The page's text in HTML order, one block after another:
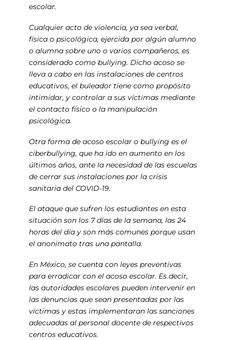
escolar.
Cualquier acto de violencia, ya sea verbal,
física o psicológica, ejercida por algún alumno
o alumna sobre uno o varios compañeros, es
considerado como bullying. Dicho acoso se
lleva a cabo en las instalaciones de centros
educativos, el buleador tiene como propósito
intimidar, y controlar a sus víctimas mediante
el contacto físico o la manipulación
psicológica.
Otra forma de acoso escolar o bullying es el
ciberbullying, que ha ido en aumento en los
últimos años, ante la necesidad de las escuelas
de cerrar sus instalaciones por la crisis
sanitaria del COVID-19.
El ataque que sufren los estudiantes en esta
situación son los 7 días de la semana, las 24
horas del día y son más comunes porque usan
el anonimato tras una pantalla.
En México, se cuenta con leyes preventivas
para erradicar con el acoso escolar. Es decir,
las autoridades escolares pueden intervenir en
las denuncias que sean presentadas por las
víctimas y estas implementaran las sanciones
adecuadas al personal docente de respectivos
centros educativos.